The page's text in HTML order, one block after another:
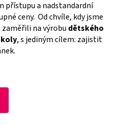
přístupu a nadstandardní
ceny. Od chvíle, kdy jsme
na výrobu dětského
, s jediným cílem: zajistit